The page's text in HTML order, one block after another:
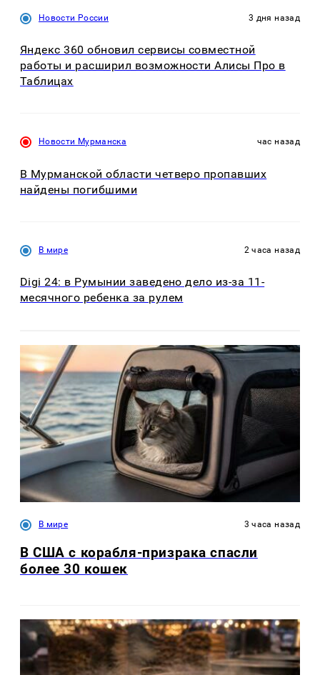
Новости России 3 дня назад
Яндекс 360 обновил сервисы совместной
работы и расширил возможности Алисы Про в
Таблицах
Новости Мурманска час назад
В Мурманской области четверо пропавших
найдены погибшими
В мире 2 часа назад
Digi 24: в Румынии заведено дело из-за 11-
месячного ребенка за рулем
В мире 3 часа назад
В США с корабля-призрака спасли
более 30 кошек